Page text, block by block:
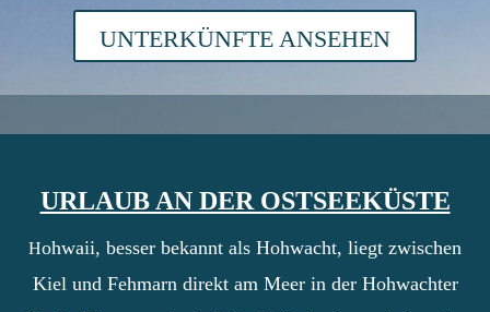
UNTERKÜNFTE ANSEHEN
URLAUB AN DER OSTSEEKÜSTE
Hohwaii, besser bekannt als Hohwacht, liegt zwischen
Kiel und Fehmarn direkt am Meer in der Hohwachter